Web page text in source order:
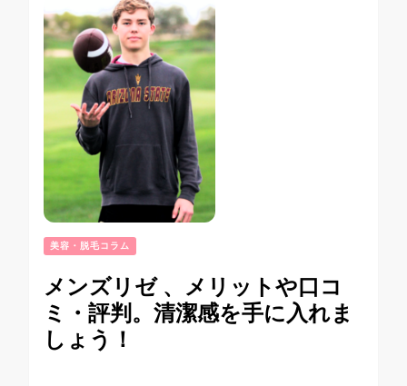
美容・脱毛コラム
メンズリゼ 、メリットや口コ
ミ・評判。清潔感を手に入れま
しょう！